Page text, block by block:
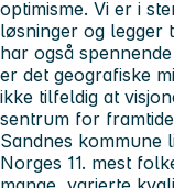
optimisme. Vi er i
løsninger og
har også
er det geografiske
ikke tilfeldig at
sentrum for
Sandnes
Norges 11. mest